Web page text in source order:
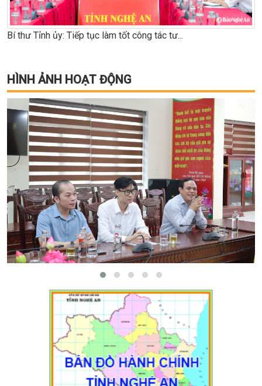
Bí thư Tỉnh ủy: Tiếp tục làm tốt công tác tư...
HÌNH ẢNH HOẠT ĐỘNG